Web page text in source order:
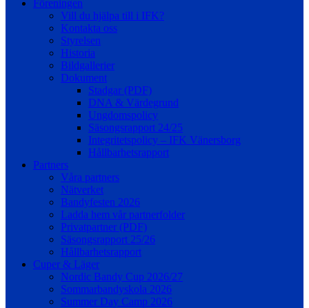
Föreningen
Vill du hjälpa till i IFK?
Kontakta oss
Styrelsen
Historia
Bildgallerier
Dokument
Stadgar (PDF)
DNA & Värdegrund
Ungdomspolicy
Säsongsrapport 24/25
Integritetspolicy – IFK Vänersborg
Hållbarhetsrapport
Partners
Våra partners
Nätverket
Bandyfesten 2026
Ladda hem vår partnerfolder
Privatpartner (PDF)
Säsongsrapport 25/26
Hållbarhetsrapport
Cuper & Läger
Nordic Bandy Cup 2026/27
Sommarbandyskola 2026
Summer Day Camp 2026